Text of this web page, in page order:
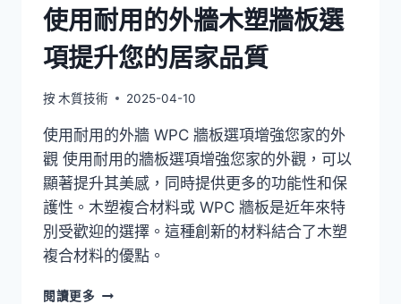
使用耐用的外牆木塑牆板選
項提升您的居家品質
按 木質技術 2025-04-10
使用耐用的外牆 WPC 牆板選項增強您家的外
觀 使用耐用的牆板選項增強您家的外觀，可以
顯著提升其美感，同時提供更多的功能性和保
護性。木塑複合材料或 WPC 牆板是近年來特
別受歡迎的選擇。這種創新的材料結合了木塑
複合材料的優點。
閱讀更多